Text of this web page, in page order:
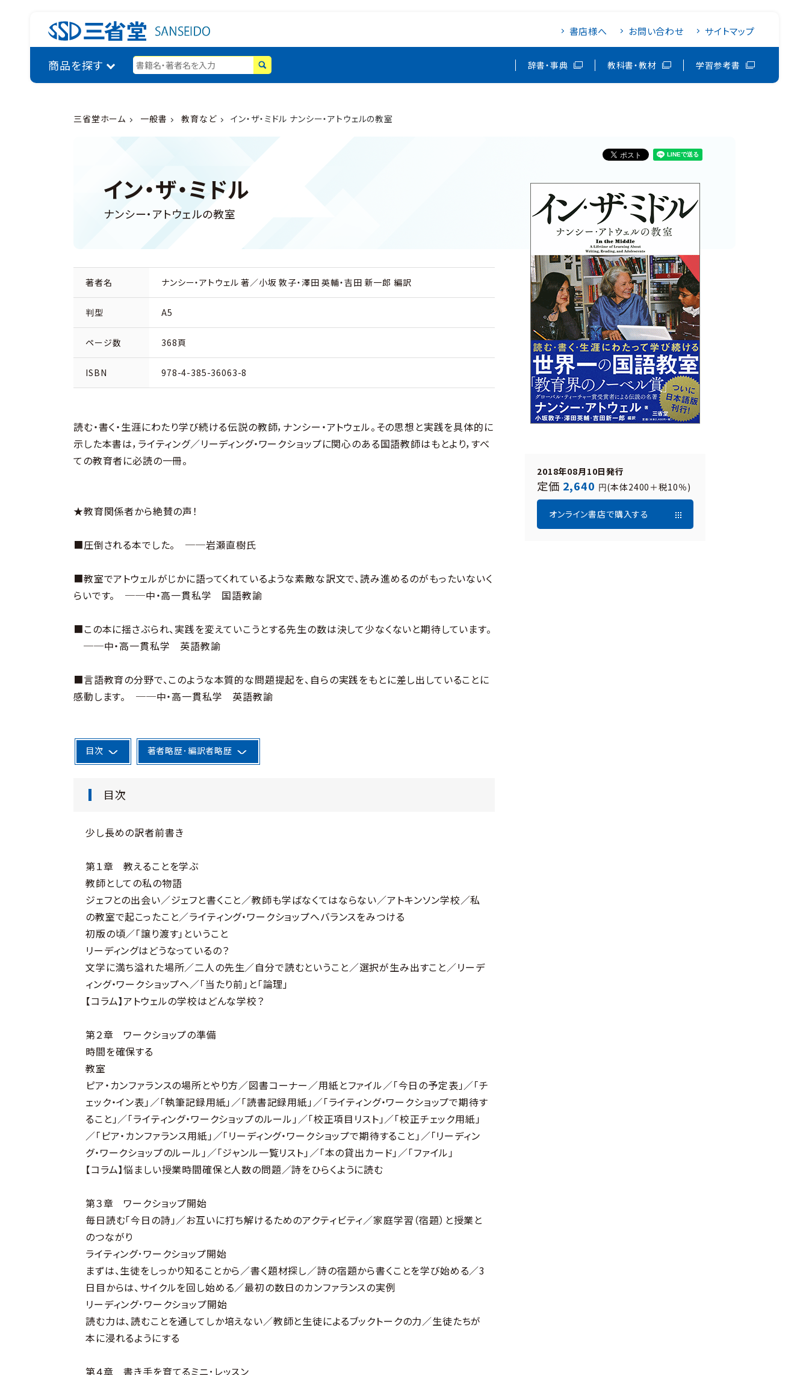
書店様へ お問い合わせ サイトマップ
商品を探す 辞書・事典 教科書・教材 学習参考書
三省堂ホーム 一般書 教育など イン・ザ・ミドル ナンシー・アトウェルの教室
イン・ザ・ミドル
ナンシー・アトウェルの教室
著者名 ナンシー・アトウェル 著／小坂 敦子・澤田 英輔・吉田 新一郎 編訳
判型 A5
ページ数 368頁
ISBN 978-4-385-36063-8
読む・書く・生涯にわたり学び続ける伝説の教師，ナンシー・アトウェル。その思想と実践を具体的に
示した本書は，ライティング／リーディング・ワークショップに関心のある国語教師はもとより，すべ
ての教育者に必読の一冊。
★教育関係者から絶賛の声！
■圧倒される本でした。 ──岩瀬直樹氏
■教室でアトウェルがじかに語ってくれているような素敵な訳文で、読み進めるのがもったいないく
らいです。 ──中・高一貫私学 国語教諭
■この本に揺さぶられ、実践を変えていこうとする先生の数は決して少なくないと期待しています。
──中・高一貫私学 英語教諭
■言語教育の分野で、このような本質的な問題提起を、自らの実践をもとに差し出していることに
感動します。 ──中・高一貫私学 英語教諭
目次 著者略歴･編訳者略歴
目次
少し長めの訳者前書き
第１章 教えることを学ぶ
教師としての私の物語
ジェフとの出会い／ジェフと書くこと／教師も学ばなくてはならない／アトキンソン学校／私
の教室で起こったこと／ライティング・ワークショップへバランスをみつける
初版の頃／「譲り渡す」ということ
リーディングはどうなっているの？
文学に満ち溢れた場所／二人の先生／自分で読むということ／選択が生み出すこと／リーデ
ィング・ワークショップへ／「当たり前」と「論理」
【コラム】アトウェルの学校はどんな学校？
第２章 ワークショップの準備
時間を確保する
教室
ピア・カンファランスの場所とやり方／図書コーナー／用紙とファイル／「今日の予定表」／「チ
ェック・イン表」／「執筆記録用紙」／「読書記録用紙」／「ライティング・ワークショップで期待す
ること」／「ライティング・ワークショップのルール」／「校正項目リスト」／「校正チェック用紙」
／「ピア・カンファランス用紙」／「リーディング・ワークショップで期待すること」／「リーディン
グ・ワークショップのルール」／「ジャンル一覧リスト」／「本の貸出カード」／「ファイル」
【コラム】悩ましい授業時間確保と人数の問題／詩をひらくように読む
第３章 ワークショップ開始
毎日読む「今日の詩」／お互いに打ち解けるためのアクティビティ／家庭学習（宿題）と授業と
のつながり
ライティング･ワークショップ開始
まずは、生徒をしっかり知ることから／書く題材探し／詩の宿題から書くことを学び始める／3
日目からは、サイクルを回し始める／最初の数日のカンファランスの実例
リーディング･ワークショップ開始
読む力は、読むことを通してしか培えない／教師と生徒によるブックトークの力／生徒たちが
本に浸れるようにする
第４章 書き手を育てるミニ･レッスン
2018年08月10日発行
定価 2,640 円(本体2400＋税10％)
オンライン書店で購入する